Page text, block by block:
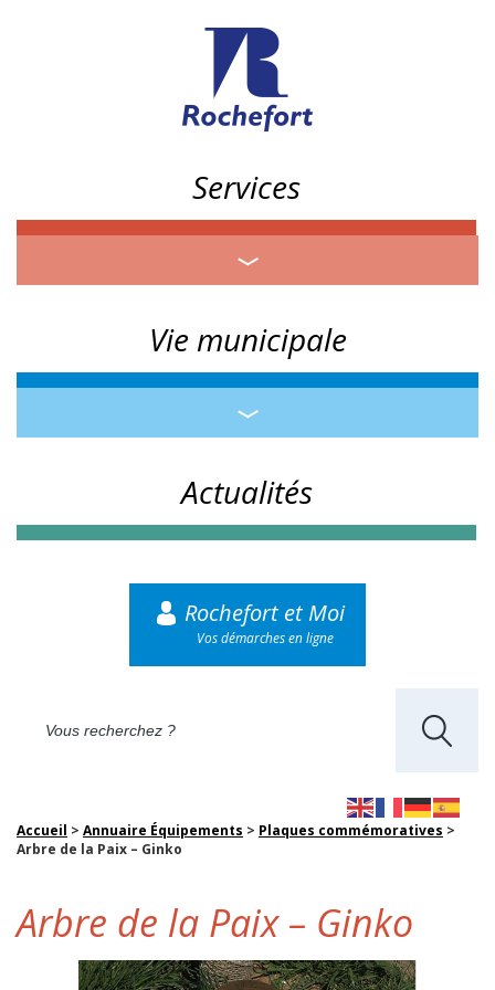
Services
Vie municipale
Actualités
Rochefort et Moi
Vos démarches en ligne
Accueil > Annuaire Équipements > Plaques commémoratives >
Arbre de la Paix – Ginko
Arbre de la Paix – Ginko